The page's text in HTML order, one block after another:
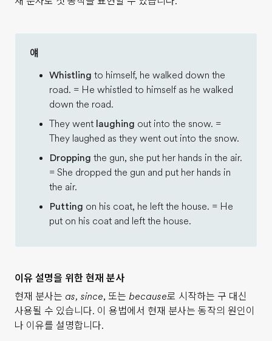
얘
Whistling to himself, he walked down the
road. = He whistled to himself as he walked
down the road.
They went laughing out into the snow. =
They laughed as they went out into the snow.
Dropping the gun, she put her hands in the air.
= She dropped the gun and put her hands in
the air.
Putting on his coat, he left the house. = He
put on his coat and left the house.
이유 설명을 위한 현재 분사
현재 분사는 as, since, 또는 because로 시작하는 구 대신
사용될 수 있습니다. 이 용법에서 현재 분사는 동작의 원인이
나 이유를 설명합니다.